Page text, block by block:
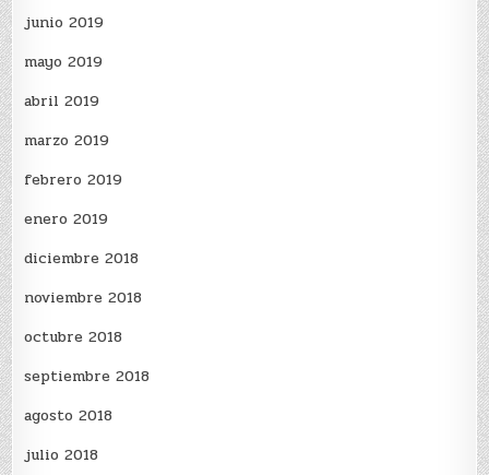
junio 2019
mayo 2019
abril 2019
marzo 2019
febrero 2019
enero 2019
diciembre 2018
noviembre 2018
octubre 2018
septiembre 2018
agosto 2018
julio 2018